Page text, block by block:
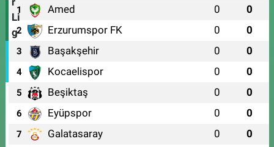
1 Amed 0 0
2 Erzurumspor FK 0 0
3 Başakşehir 0 0
4 Kocaelispor 0 0
5 Beşiktaş 0 0
6 Eyüpspor 0 0
7 Galatasaray 0 0